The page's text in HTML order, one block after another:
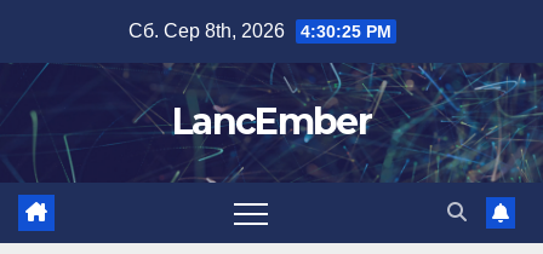
вмісту
Сб. Сер 8th, 2026 4:30:26 PM
LancEmber